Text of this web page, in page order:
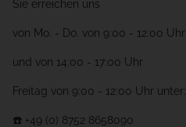
Sie erreichen uns
von Mo. - Do. von 9:00 - 12:00 Uhr
und von 14:00 - 17:00 Uhr
Freitag von 9:00 - 12:00 Uhr unter:
☎️ +49 (0) 8752 8658090